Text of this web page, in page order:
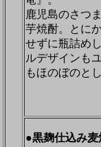
鹿児島のさつ
芋焼酎。とに
せずに瓶詰め
ルデザインも
もほのぼのと
●黒麹仕込み